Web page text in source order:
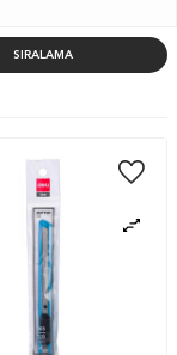
SIRALAMA